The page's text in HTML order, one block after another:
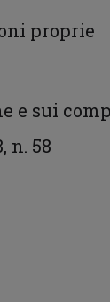
proprie
e sui
n. 58